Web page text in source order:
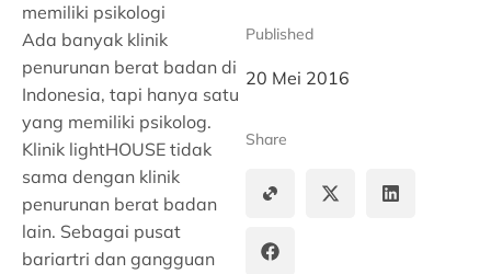
memiliki psikologi
Ada banyak klinik
penurunan berat badan di
Indonesia, tapi hanya satu
yang memiliki psikolog.
Klinik lightHOUSE tidak
sama dengan klinik
penurunan berat badan
lain. Sebagai pusat
bariartri dan gangguan
Published
20 Mei 2016
Share